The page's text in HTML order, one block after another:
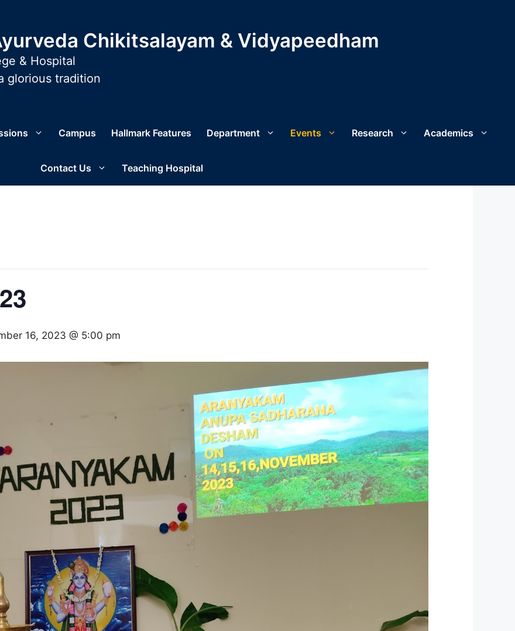
Chikitsalayam & Vidyapeedham
& Hospital
glorious tradition
Campus Hallmark Features Department Events Research Academics
Contact Us Teaching Hospital
16, 2023 @ 5:00 pm